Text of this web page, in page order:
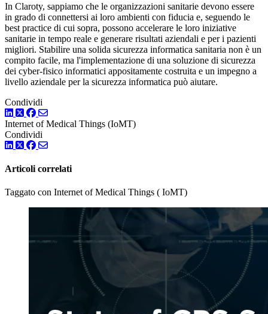
In Claroty, sappiamo che le organizzazioni sanitarie devono essere
in grado di connettersi ai loro ambienti con fiducia e, seguendo le
best practice di cui sopra, possono accelerare le loro iniziative
sanitarie in tempo reale e generare risultati aziendali e per i pazienti
migliori. Stabilire una solida sicurezza informatica sanitaria non è un
compito facile, ma l'implementazione di una soluzione di sicurezza
dei cyber-fisico informatici appositamente costruita e un impegno a
livello aziendale per la sicurezza informatica può aiutare.
Condividi
LinkedIn
TwitterFacebook
Internet of Medical Things (IoMT)
Condividi
LinkedIn
TwitterFacebook
Articoli correlati
Taggato con Internet of Medical Things ( IoMT)